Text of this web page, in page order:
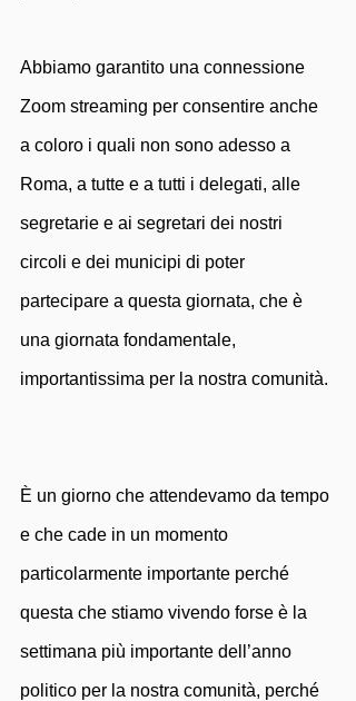
Abbiamo garantito una connessione
Zoom streaming per consentire anche
a coloro i quali non sono adesso a
Roma, a tutte e a tutti i delegati, alle
segretarie e ai segretari dei nostri
circoli e dei municipi di poter
partecipare a questa giornata, che è
una giornata fondamentale,
importantissima per la nostra comunità.
È un giorno che attendevamo da tempo
e che cade in un momento
particolarmente importante perché
questa che stiamo vivendo forse è la
settimana più importante dell’anno
politico per la nostra comunità, perché